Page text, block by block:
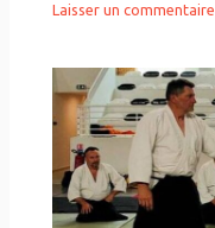
Laisser un commentaire